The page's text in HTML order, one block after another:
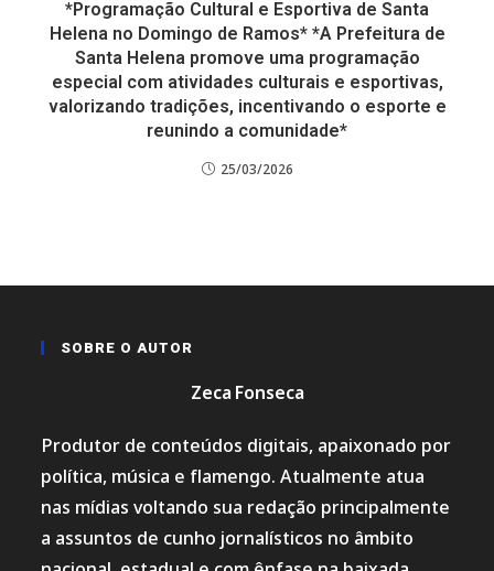
*Programação Cultural e Esportiva de Santa
Helena no Domingo de Ramos* *A Prefeitura de
Santa Helena promove uma programação
especial com atividades culturais e esportivas,
valorizando tradições, incentivando o esporte e
reunindo a comunidade*
25/03/2026
SOBRE O AUTOR
Zeca Fonseca
Produtor de conteúdos digitais, apaixonado por
política, música e flamengo. Atualmente atua
nas mídias voltando sua redação principalmente
a assuntos de cunho jornalísticos no âmbito